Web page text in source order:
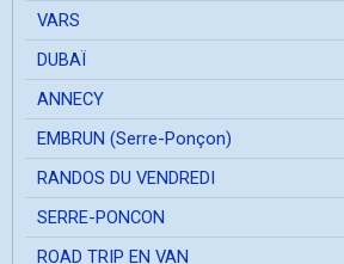
VARS
DUBAÏ
ANNECY
EMBRUN (Serre-Ponçon)
RANDOS DU VENDREDI
SERRE-PONCON
ROAD TRIP EN VAN